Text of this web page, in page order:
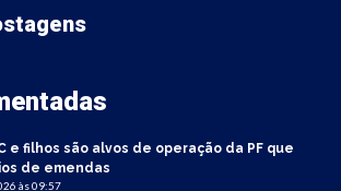
e filhos são alvos de operação da PF que
de emendas
às 09:57